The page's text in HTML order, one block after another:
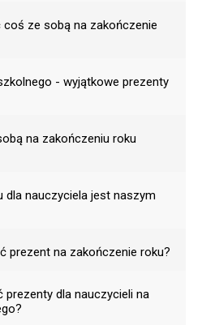
ze sobą na zakończenie
- wyjątkowe prezenty
na zakończeniu roku
dla nauczyciela jest naszym
prezent na zakończenie roku?
prezenty dla nauczycieli na